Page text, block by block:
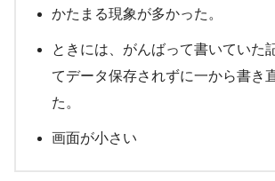
かたまる現象が多かった。
ときには、がんばって書いていた
てデータ保存されずに一から書き
た。
画面が小さい